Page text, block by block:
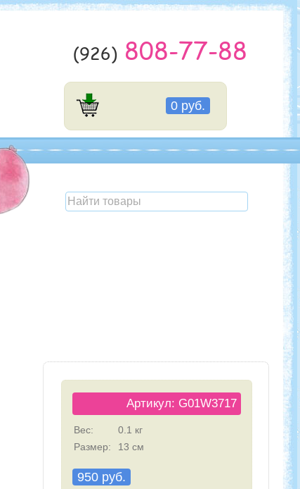
(926)808-77-88
0 руб.
Артикул: G01W3717
Вес:
0.1 кг
Размер:
13 см
950 руб.